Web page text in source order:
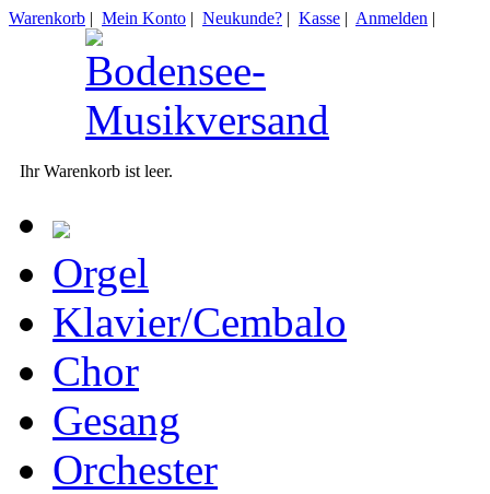
Warenkorb | Mein Konto | Neukunde? | Kasse | Anmelden |
Ihr Warenkorb ist leer.
Orgel
Klavier/Cembalo
Chor
Gesang
Orchester